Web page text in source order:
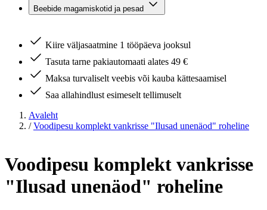
Beebide magamiskotid ja pesad
Kiire väljasaatmine 1 tööpäeva jooksul
Tasuta tarne pakiautomaati alates 49 €
Maksa turvaliselt veebis või kauba kättesaamisel
Saa allahindlust esimeselt tellimuselt
Avaleht
/ Voodipesu komplekt vankrisse "Ilusad unenäod" roheline
Voodipesu komplekt vankrisse
"Ilusad unenäod" roheline